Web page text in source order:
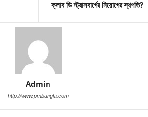
ক্লাব ডি স্ট্রাসবার্গের নিয়োগের স্থপতি?
Admin
http://www.pmbangla.com